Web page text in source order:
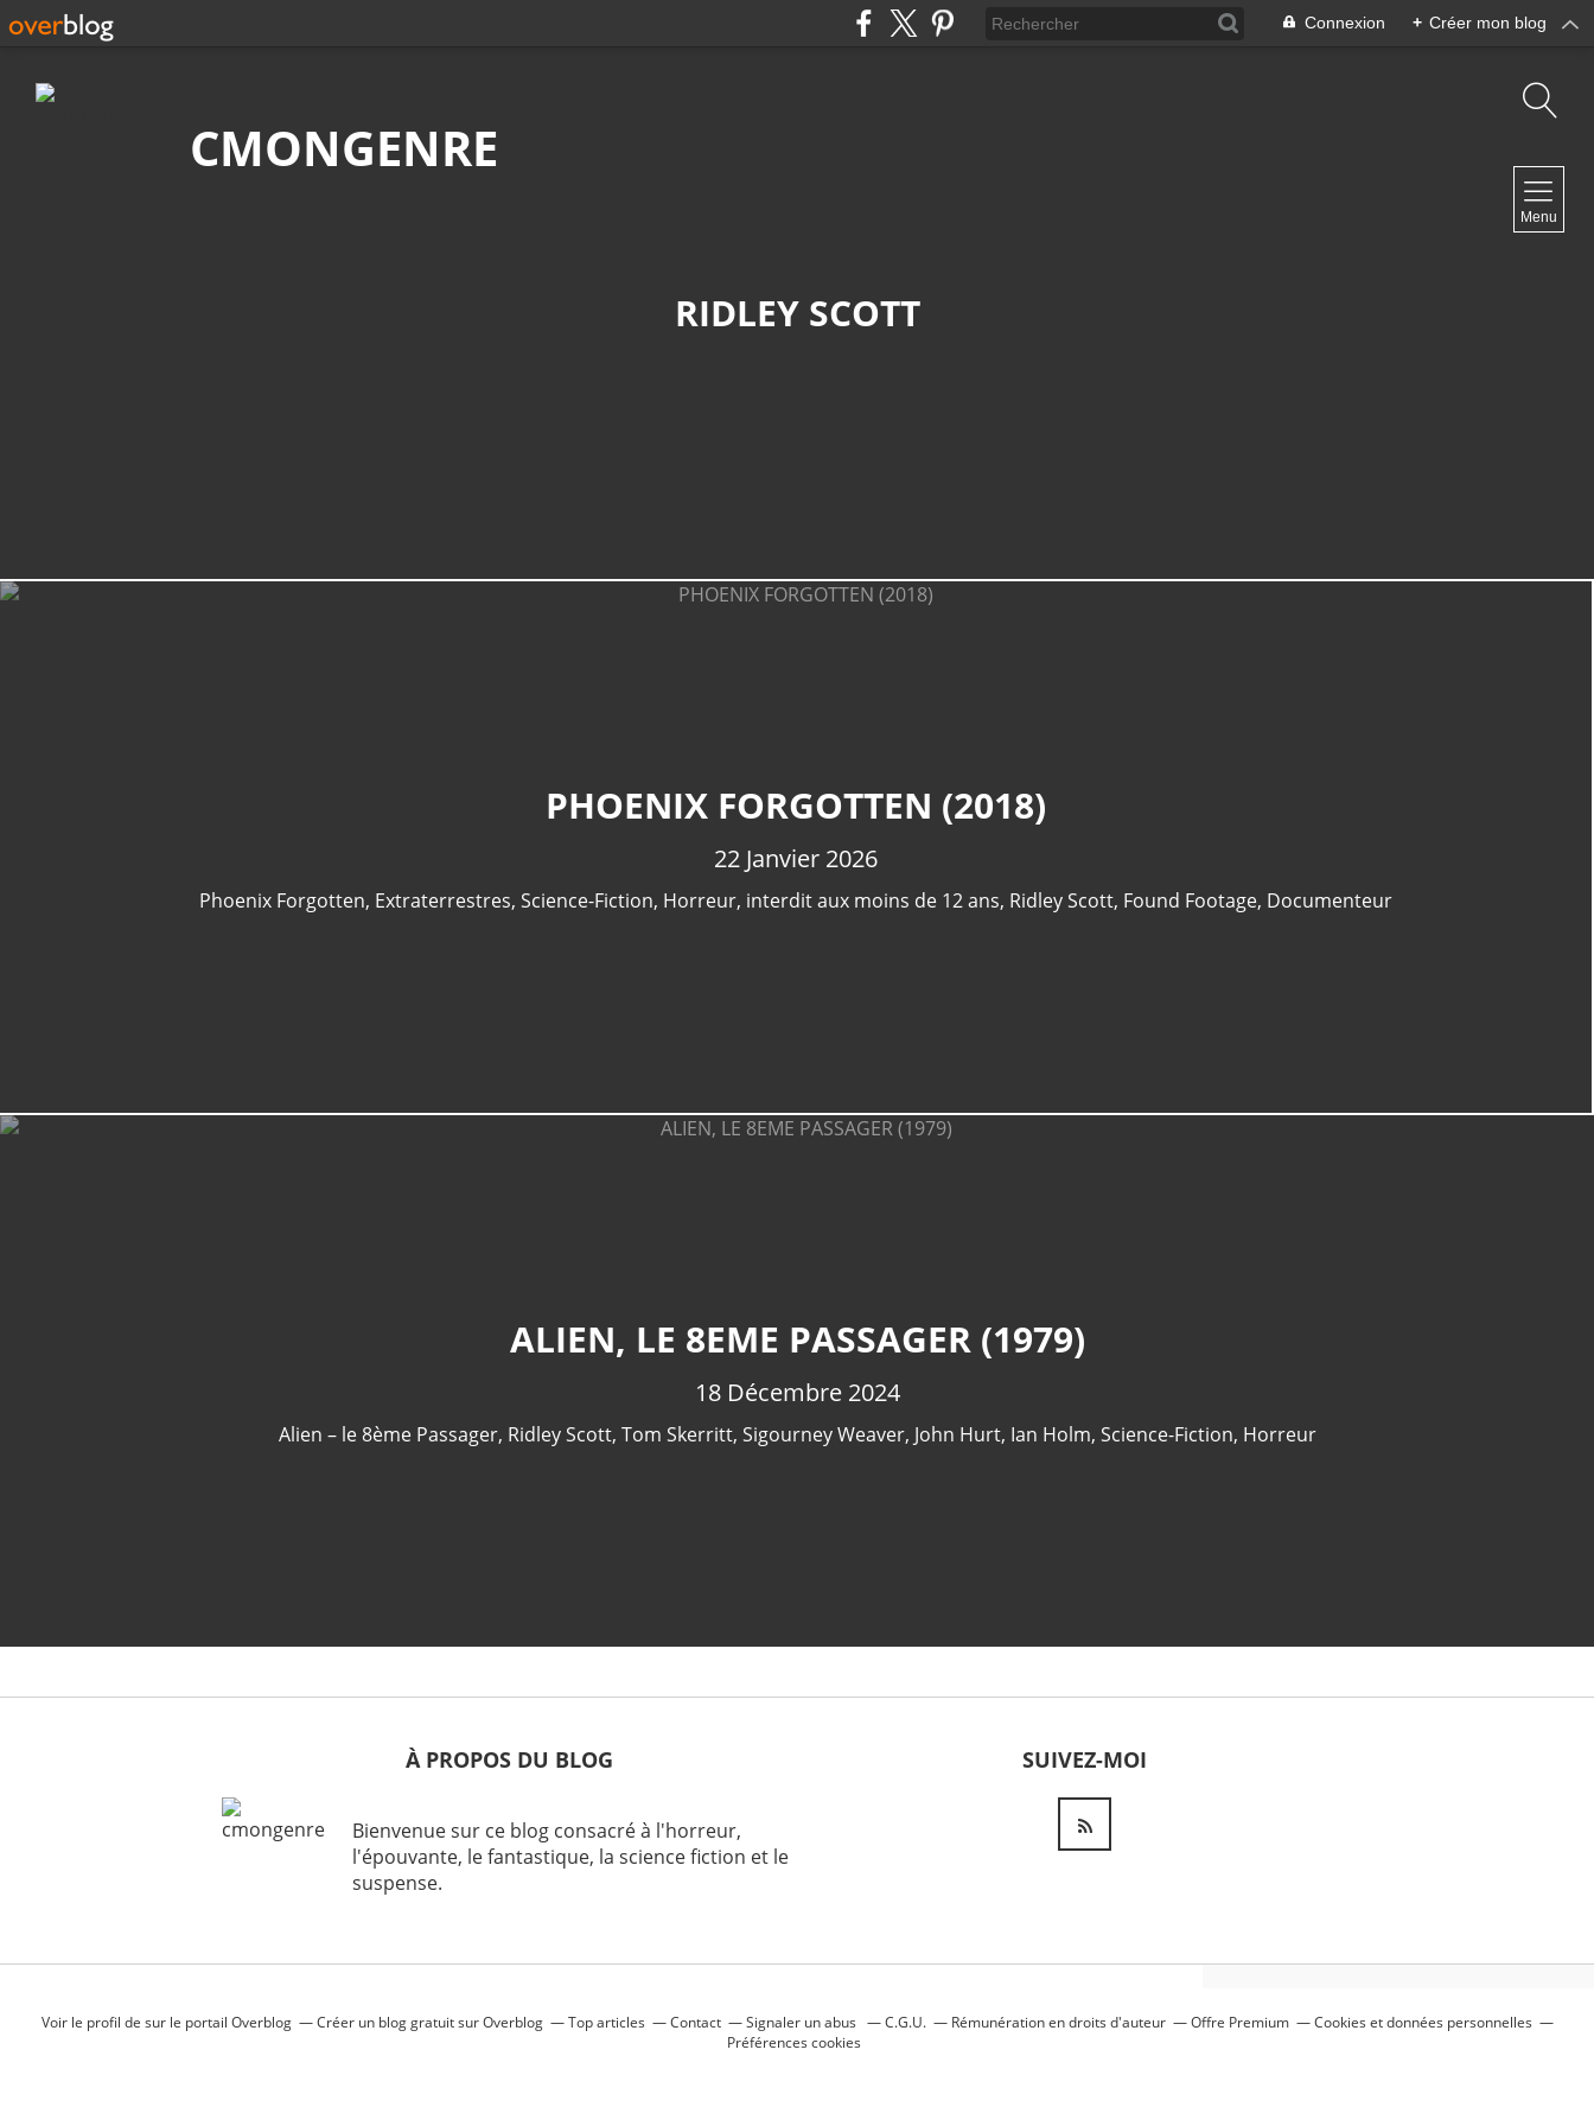
Connexion + Créer mon blog
CMONGENRE
Menu
RIDLEY SCOTT
PHOENIX FORGOTTEN (2018)
22 Janvier 2026
Phoenix Forgotten, Extraterrestres, Science-Fiction, Horreur, interdit aux moins de 12 ans, Ridley Scott, Found Footage, Documenteur
ALIEN, LE 8EME PASSAGER (1979)
18 Décembre 2024
Alien – le 8ème Passager, Ridley Scott, Tom Skerritt, Sigourney Weaver, John Hurt, Ian Holm, Science-Fiction, Horreur
À PROPOS DU BLOG
Bienvenue sur ce blog consacré à l'horreur,
l'épouvante, le fantastique, la science fiction et le
suspense.
SUIVEZ-MOI
Fantastique
Voir le profil de sur le portail Overblog Créer un blog gratuit sur Overblog Top articles Contact Signaler un abus C.G.U. Rémunération en droits d'auteur Offre Premium
Cookies et données personnelles
Préférences cookies